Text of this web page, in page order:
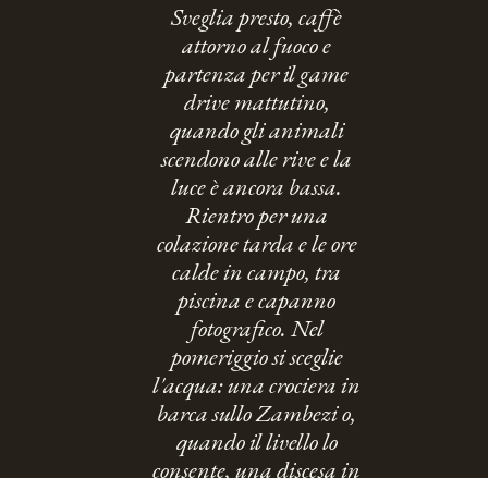
Sveglia presto, caffè
attorno al fuoco e
partenza per il game
drive mattutino,
quando gli animali
scendono alle rive e la
luce è ancora bassa.
Rientro per una
colazione tarda e le ore
calde in campo, tra
piscina e capanno
fotografico. Nel
pomeriggio si sceglie
l'acqua: una crociera in
barca sullo Zambezi o,
quando il livello lo
consente, una discesa in